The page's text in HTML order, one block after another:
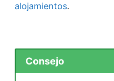
alojamientos.
Consejo